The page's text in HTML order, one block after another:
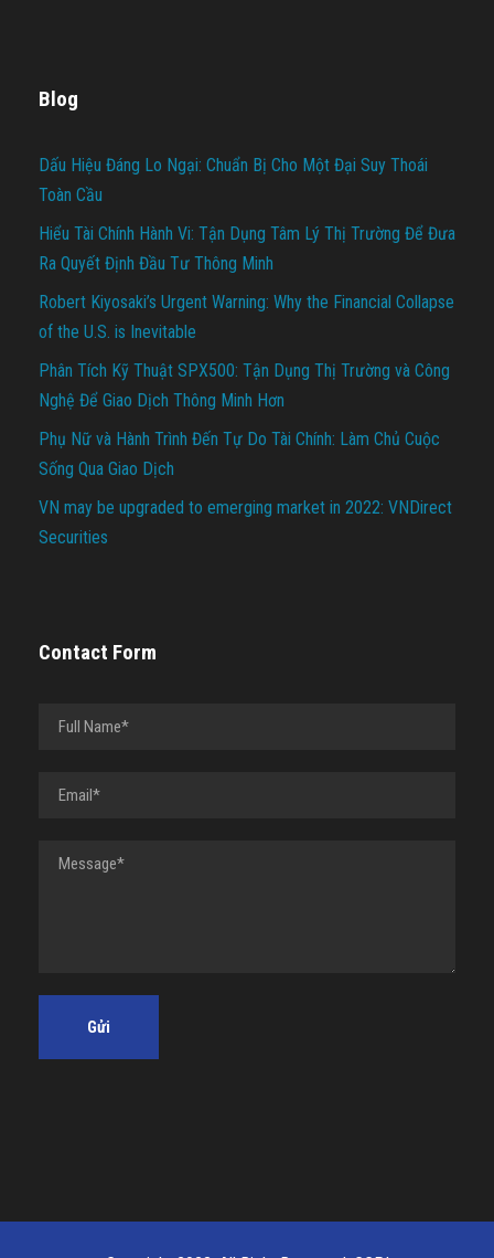
Blog
Dấu Hiệu Đáng Lo Ngại: Chuẩn Bị Cho Một Đại Suy Thoái
Toàn Cầu
Hiểu Tài Chính Hành Vi: Tận Dụng Tâm Lý Thị Trường Để Đưa
Ra Quyết Định Đầu Tư Thông Minh
Robert Kiyosaki’s Urgent Warning: Why the Financial Collapse
of the U.S. is Inevitable
Phân Tích Kỹ Thuật SPX500: Tận Dụng Thị Trường và Công
Nghệ Để Giao Dịch Thông Minh Hơn
Phụ Nữ và Hành Trình Đến Tự Do Tài Chính: Làm Chủ Cuộc
Sống Qua Giao Dịch
VN may be upgraded to emerging market in 2022: VNDirect
Securities
Contact Form